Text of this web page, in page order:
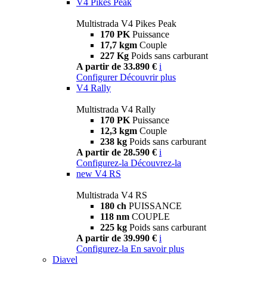
Multistrada V4 Pikes Peak
170 PK Puissance
17,7 kgm Couple
227 Kg Poids sans carburant
A partir de 33.890 € i
Configurer Découvrir plus
V4 Rally
Multistrada V4 Rally
170 PK Puissance
12,3 kgm Couple
238 kg Poids sans carburant
A partir de 28.590 € i
Configurez-la Découvrez-la
new V4 RS
Multistrada V4 RS
180 ch PUISSANCE
118 nm COUPLE
225 kg Poids sans carburant
A partir de 39.990 € i
Configurez-la En savoir plus
Diavel